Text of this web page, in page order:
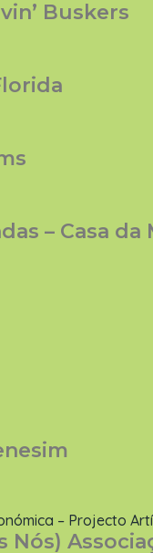
Buskers
– Casa da
– Projecto
Nós)